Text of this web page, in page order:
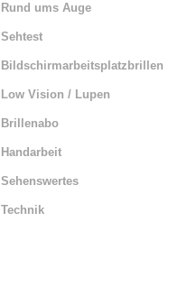
Rund ums Auge
Sehtest
Bildschirmarbeitsplatzbrillen
Low Vision / Lupen
Brillenabo
Handarbeit
Sehenswertes
Technik